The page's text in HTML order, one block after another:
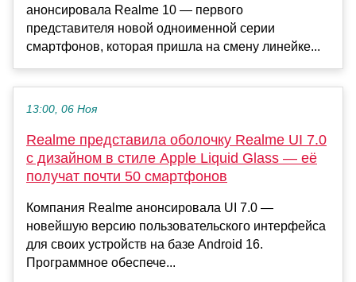
анонсировала Realme 10 — первого
представителя новой одноименной серии
смартфонов, которая пришла на смену линейке...
13:00, 06 Ноя
Realme представила оболочку Realme UI 7.0
с дизайном в стиле Apple Liquid Glass — её
получат почти 50 смартфонов
Компания Realme анонсировала UI 7.0 —
новейшую версию пользовательского интерфейса
для своих устройств на базе Android 16.
Программное обеспече...